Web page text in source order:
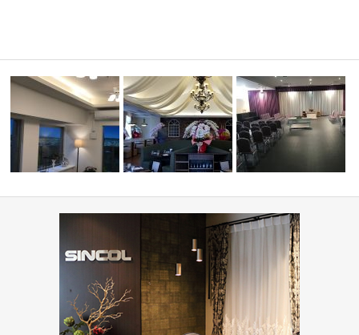
ランパーク …
PIZZA HOUSE新本店 葬祭ホール いなんせ会